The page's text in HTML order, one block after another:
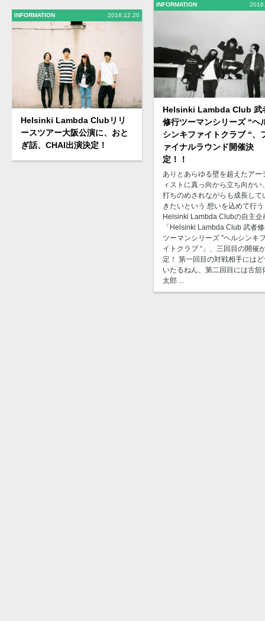
INFORMATION 2016.12.20
Helsinki Lambda Clubリリ
ースツアー大阪公演に、おと
ぎ話、CHAI出演決定！
INFORMATION
Helsinki Lambda Club 武
修行ツーマンシリーズ “ヘ
シンキファイトクラブ “、
ァイナルラウンド開催決
定！！
ありとあらゆる壁を超えたアー
ィストに真っ向から立ち向かい
打ちのめされながらも成長して
きたいという 想いを込めて行う
Helsinki Lambda Clubの自主企
「Helsinki Lambda Club 武者
ツーマンシリーズ "ヘルシンキ
イトクラブ “」、三回目の開催
定！ 第一回目の対戦相手には
いたるねん、第二回目には古舘
太郎 ...